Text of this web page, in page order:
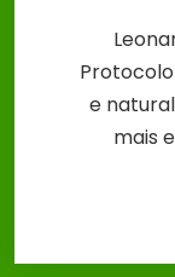
e
mais